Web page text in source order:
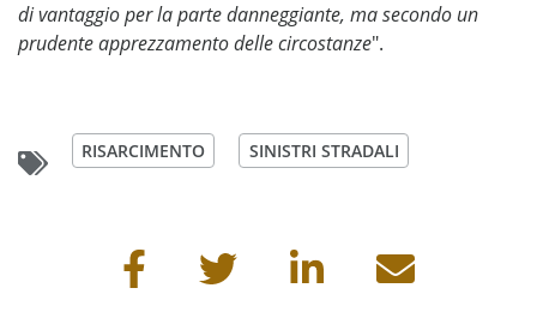
di vantaggio per la parte danneggiante, ma secondo un
prudente apprezzamento delle circostanze".
RISARCIMENTO SINISTRI STRADALI
Condividi questa pagina